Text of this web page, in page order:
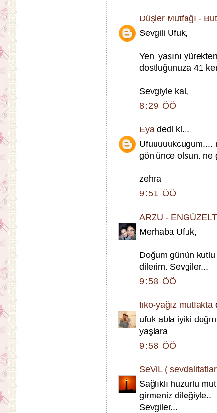
Düşler Mutfağı -
Sevgili Ufuk,
Yeni yaşını
dostluğunuza 41
Sevgiyle kal,
8:29 ÖÖ
Eya dedi ki...
Ufuuuuukcugum....
gönlünce olsun, ne
zehra
9:51 ÖÖ
ARZU -
Merhaba Ufuk,
Doğum günün kutlu
dilerim. Sevgiler...
9:58 ÖÖ
fiko-yağız mutfakta
ufuk abla iyiki
yaşlara
9:58 ÖÖ
SeViL (
Sağlıklı huzurlu
girmeniz dileğiyle..
Sevgiler...